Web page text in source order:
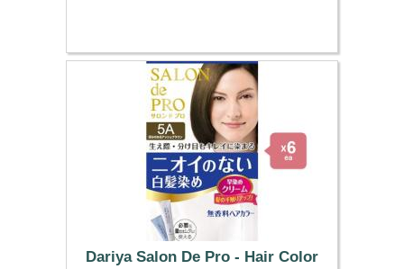
Dariya Salon De Pro - Hair Color